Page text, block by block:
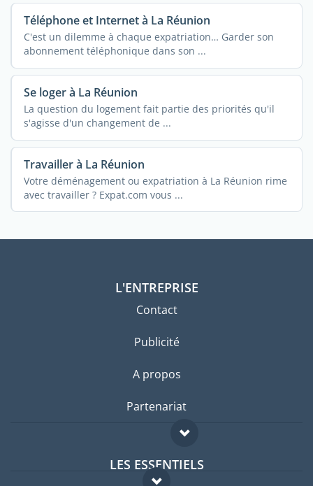
Téléphone et Internet à La Réunion
C'est un dilemme à chaque expatriation… Garder son
abonnement téléphonique dans son ...
Se loger à La Réunion
La question du logement fait partie des priorités qu'il
s'agisse d'un changement de ...
Travailler à La Réunion
Votre déménagement ou expatriation à La Réunion rime
avec travailler ? Expat.com vous ...
L'ENTREPRISE
Contact
Publicité
A propos
Partenariat
LES ESSENTIELS